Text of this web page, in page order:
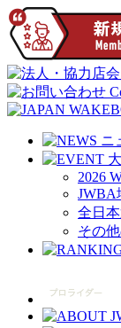
2026
JWBA
全日
その